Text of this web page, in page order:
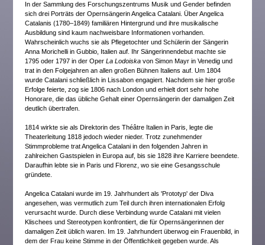
In der Sammlung des Forschungszentrums Musik und Gender befinden
sich drei Porträts der Opernsängerin Angelica Catalani. Über Angelica
Catalanis (1780–1849) familiären Hintergrund und ihre musikalische
Ausbildung sind kaum nachweisbare Informationen vorhanden.
Wahrscheinlich wuchs sie als Pflegetochter und Schülerin der Sängerin
Anna Morichelli in Gubbio, Italien auf. Ihr Sängerinnendebut machte sie
1795 oder 1797 in der OperLa Lodoiska von Simon Mayr in Venedig und
trat in den Folgejahren an allen großen Bühnen Italiens auf. Um 1804
wurde Catalani schließlich in Lissabon engagiert. Nachdem sie hier große
Erfolge feierte, zog sie 1806 nach London und erhielt dort sehr hohe
Honorare, die das übliche Gehalt einer Opernsängerin der damaligen Zeit
deutlich übertrafen.
1814 wirkte sie als Direktorin des Théâtre Italien in Paris, legte die
Theaterleitung 1818 jedoch wieder nieder. Trotz zunehmender
Stimmprobleme trat Angelica Catalani in den folgenden Jahren in
zahlreichen Gastspielen in Europa auf, bis sie 1828 ihre Karriere beendete.
Daraufhin lebte sie in Paris und Florenz, wo sie eine Gesangsschule
gründete.
Angelica Catalani wurde im 19. Jahrhundert als 'Prototyp' der Diva
angesehen, was vermutlich zum Teil durch ihren internationalen Erfolg
verursacht wurde. Durch diese Verbindung wurde Catalani mit vielen
Klischees und Stereotypen konfrontiert, die für Opernsängerinnen der
damaligen Zeit üblich waren. Im 19. Jahrhundert überwog ein Frauenbild, in
dem der Frau keine Stimme in der Öffentlichkeit gegeben wurde. Als